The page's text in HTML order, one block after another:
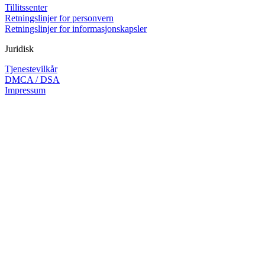
Tillitssenter
Retningslinjer for personvern
Retningslinjer for informasjonskapsler
Juridisk
Tjenestevilkår
DMCA / DSA
Impressum